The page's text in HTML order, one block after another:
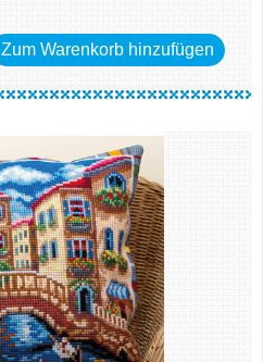
Zum Warenkorb hinzufügen